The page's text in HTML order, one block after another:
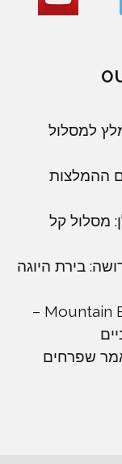
למסלול
ההמלצות
מסלול קל
בירת היוגה
מבחן שטח: Mountain Equipment Comici –
שפרחים